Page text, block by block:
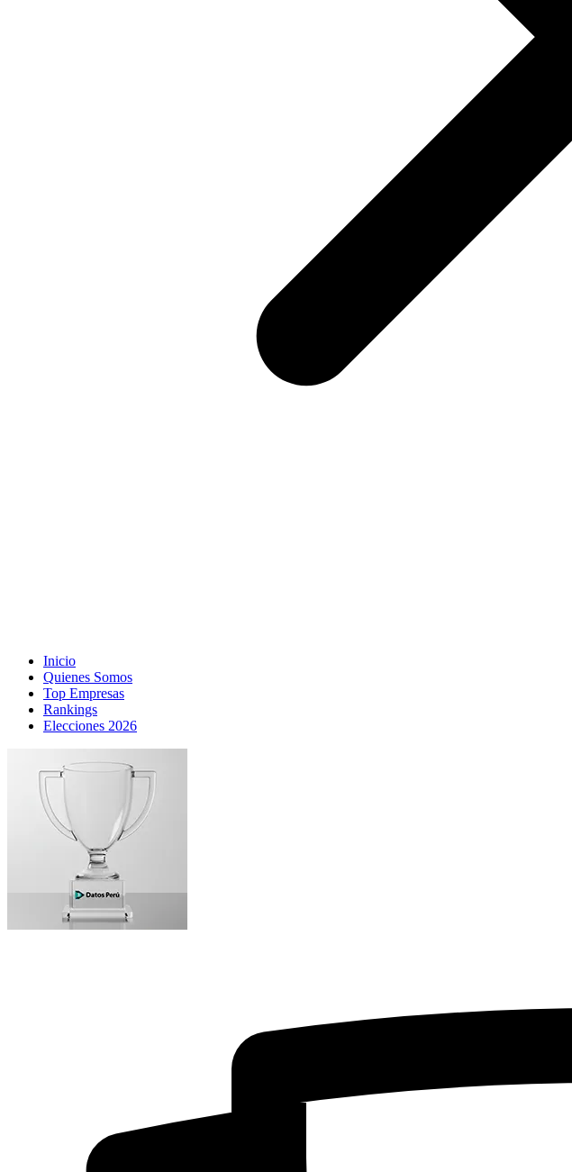
Inicio
Quienes Somos
Top Empresas
Rankings
Elecciones 2026